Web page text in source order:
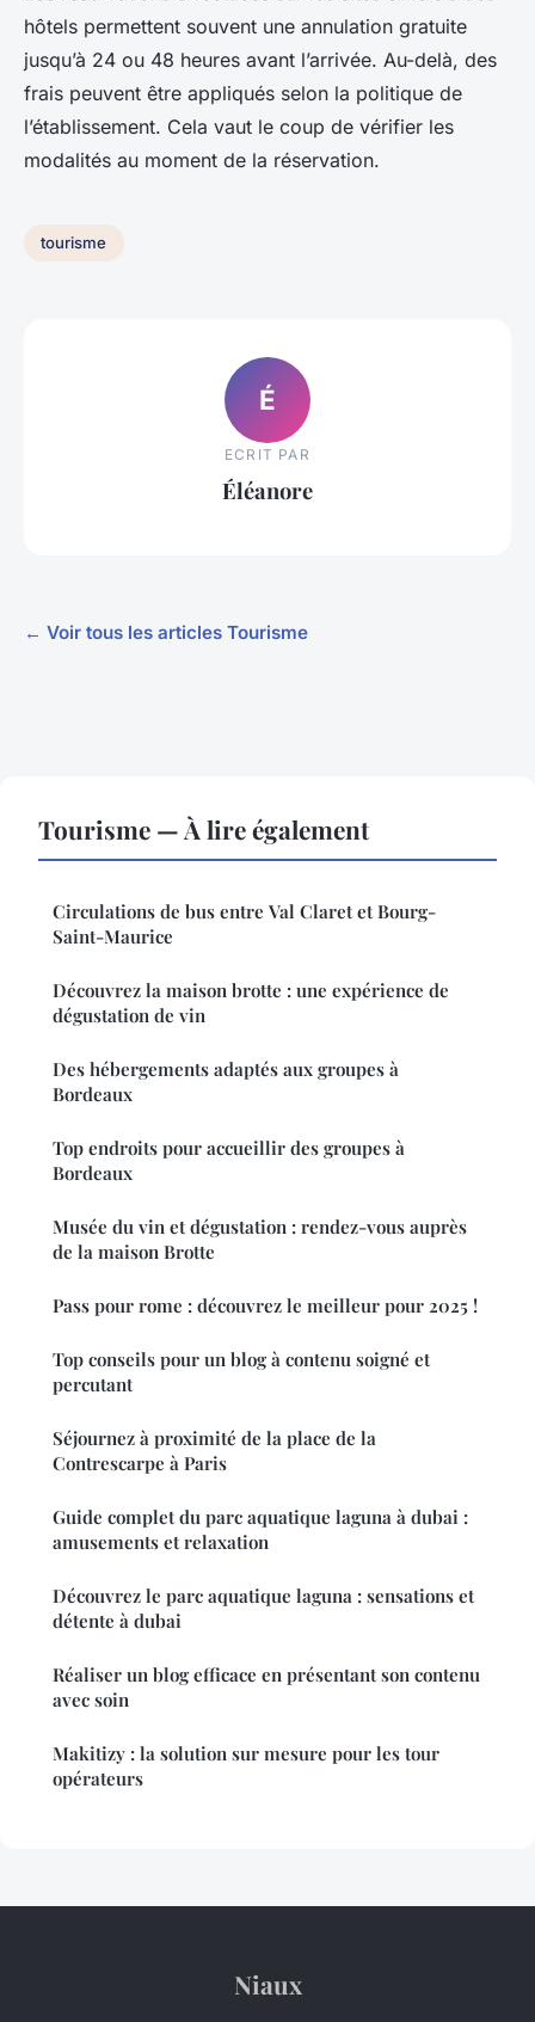
hôtels permettent souvent une annulation gratuite
jusqu’à 24 ou 48 heures avant l’arrivée. Au-delà, des
frais peuvent être appliqués selon la politique de
l’établissement. Cela vaut le coup de vérifier les
modalités au moment de la réservation.
tourisme
É
ECRIT PAR
Éléanore
← Voir tous les articles Tourisme
Tourisme — À lire également
Circulations de bus entre Val Claret et Bourg-
Saint-Maurice
Découvrez la maison brotte : une expérience de
dégustation de vin
Des hébergements adaptés aux groupes à
Bordeaux
Top endroits pour accueillir des groupes à
Bordeaux
Musée du vin et dégustation : rendez-vous auprès
de la maison Brotte
Pass pour rome : découvrez le meilleur pour 2025 !
Top conseils pour un blog à contenu soigné et
percutant
Séjournez à proximité de la place de la
Contrescarpe à Paris
Guide complet du parc aquatique laguna à dubai :
amusements et relaxation
Découvrez le parc aquatique laguna : sensations et
détente à dubai
Réaliser un blog efficace en présentant son contenu
avec soin
Makitizy : la solution sur mesure pour les tour
opérateurs
Niaux